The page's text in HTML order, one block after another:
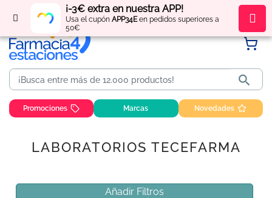
¡-3€ extra en nuestra APP!
Usa el cupón APP34Een pedidos superiores a
50€
Regístratey obténpuntos por tus compras

Promociones Marcas Novedades
LABORATORIOS TECEFARMA
Añadir Filtros